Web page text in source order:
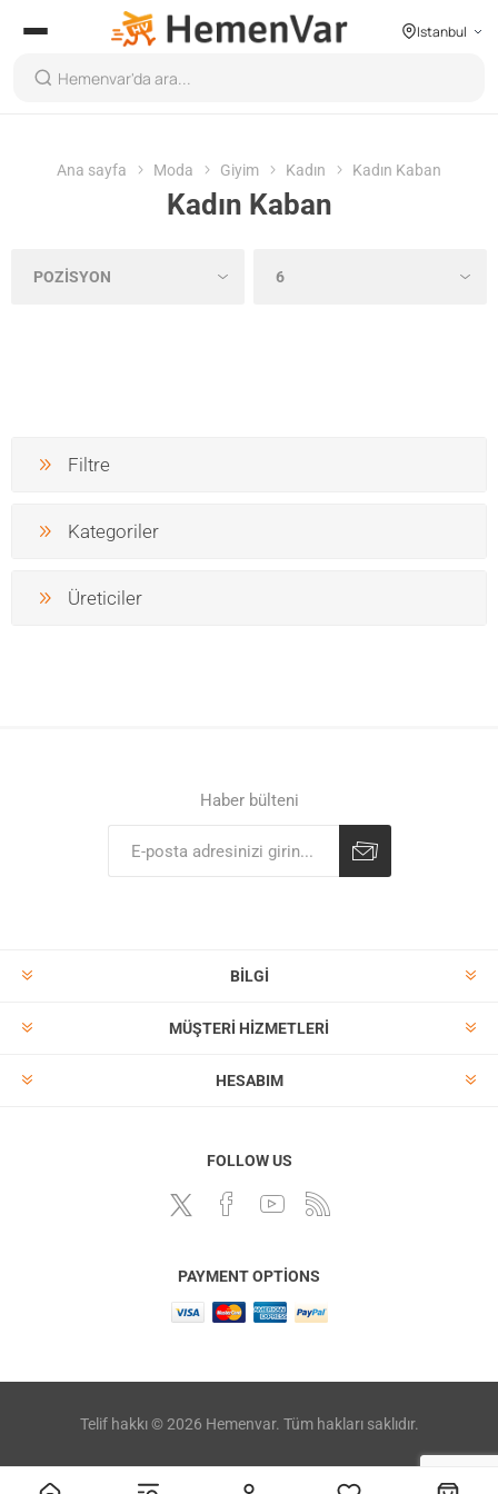
Istanbul
Ana sayfa Moda Giyim Kadın Kadın Kaban
Kadın Kaban
Filtre
Kategoriler
Üreticiler
Haber bülteni
BILGI
MÜŞTERI HIZMETLERI
HESABIM
FOLLOW US
PAYMENT OPTIONS
Telif hakkı © 2026 Hemenvar. Tüm hakları saklıdır.